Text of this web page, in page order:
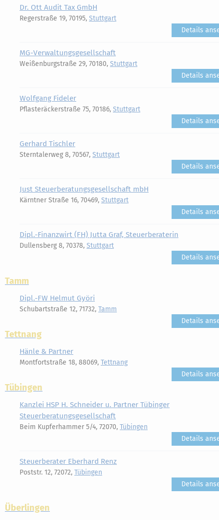
Dr. Ott Audit Tax GmbH
Regerstraße 19, 70195, Stuttgart
Details
MG-Verwaltungsgesellschaft
Weißenburgstraße 29, 70180, Stuttgart
Details
Wolfgang Fideler
Pflasteräckerstraße 75, 70186, Stuttgart
Details
Gerhard Tischler
Sterntalerweg 8, 70567, Stuttgart
Details
Just Steuerberatungsgesellschaft mbH
Kärntner Straße 16, 70469, Stuttgart
Details
Dipl.-Finanzwirt (FH) Jutta Graf, Steuerberaterin
Dullensberg 8, 70378, Stuttgart
Details
Tamm
Dipl.-FW Helmut Györi
Schubartstraße 12, 71732, Tamm
Details
Tettnang
Hänle & Partner
Montfortstraße 18, 88069, Tettnang
Details
Tübingen
Kanzlei HSP H. Schneider u. Partner Tübinger
Steuerberatungsgesellschaft
Beim Kupferhammer 5/4, 72070, Tübingen
Details
Steuerberater Eberhard Renz
Poststr. 12, 72072, Tübingen
Details
Überlingen